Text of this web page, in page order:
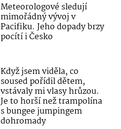
Meteorologové sledují
mimořádný vývoj v
Pacifiku. Jeho dopady brzy
pocítí i Česko
Když jsem viděla, co
soused pořídil dětem,
vstávaly mi vlasy hrůzou.
Je to horší než trampolína
s bungee jumpingem
dohromady